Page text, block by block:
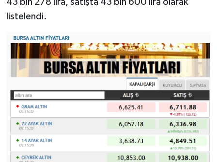
43 bin 278 lira, satışta 43 bin 600 lira olarak
listelendi.